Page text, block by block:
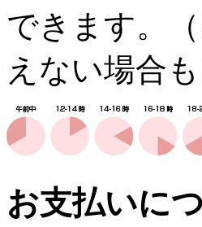
できます。
えない場合
お支払いに